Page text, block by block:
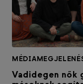
Vadidegen nők